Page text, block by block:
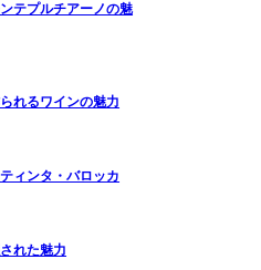
テプルチアーノの魅
れるワインの魅力
ィンタ・バロッカ
れた魅力